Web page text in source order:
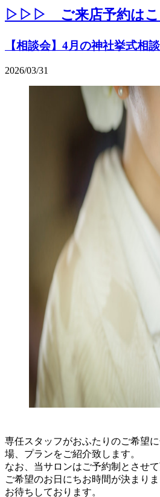
▷▷▷ ご来店予約はこ
【相談会】4月の神社挙式相
2026/03/31
専任スタッフがおふたりのご希望
場、プランをご紹介致します。
なお、当サロンはご予約制とさせて
ご希望のお日にちお時間が決まり
お待ちしております。